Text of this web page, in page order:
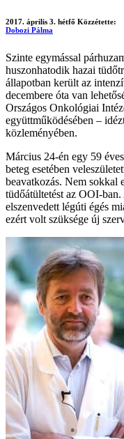
2017. április 3. hétfő Közzétette:
Dobozi Pálma
Szinte egymással
huszonhatodik hazai
állapotban került az
decembere óta van
Országos Onkológiai
együttműködésében –
közleményében.
Március 24-én egy 59
beteg esetében
beavatkozás. Nem sokkal
tüdőátültetést az OOI-
elszenvedett légúti égés
ezért volt szüksége új